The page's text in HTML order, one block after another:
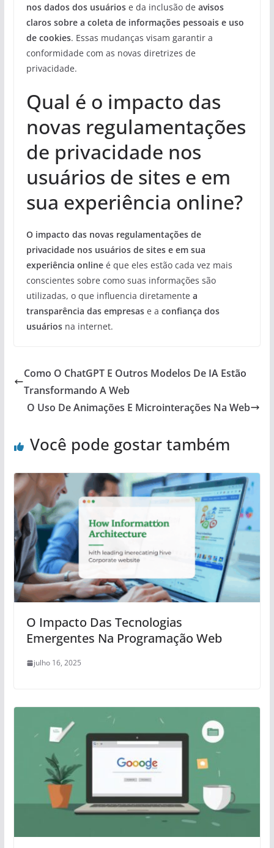
nos dados dos usuáriose da inclusão de avisos
claros sobre a coleta de informações pessoais e uso
de cookies. Essas mudanças visam garantir a
conformidade com as novas diretrizes de
privacidade.
Qual é o impacto das
novas regulamentações
de privacidade nos
usuários de sites e em
sua experiência online?
O impacto das novas regulamentações de
privacidade nos usuários de sites e em sua
experiência onlineé que eles estão cada vez mais
conscientes sobre como suas informações são
utilizadas, o que influencia diretamente a
transparência das empresase a confiança dos
usuáriosna internet.
Como O ChatGPT E Outros Modelos De IA Estão
Transformando A Web
O Uso De Animações E Microinterações Na Web
Você pode gostar também
O Impacto Das Tecnologias
Emergentes Na Programação Web
julho 16, 2025